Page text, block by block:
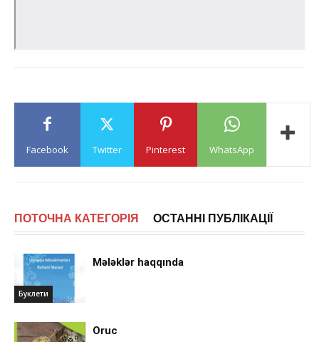
Facebook Twitter Pinterest WhatsApp
ПОТОЧНА КАТЕГОРІЯ ОСТАННІ ПУБЛІКАЦІЇ
Буклети
Mələklər haqqında
Oruc